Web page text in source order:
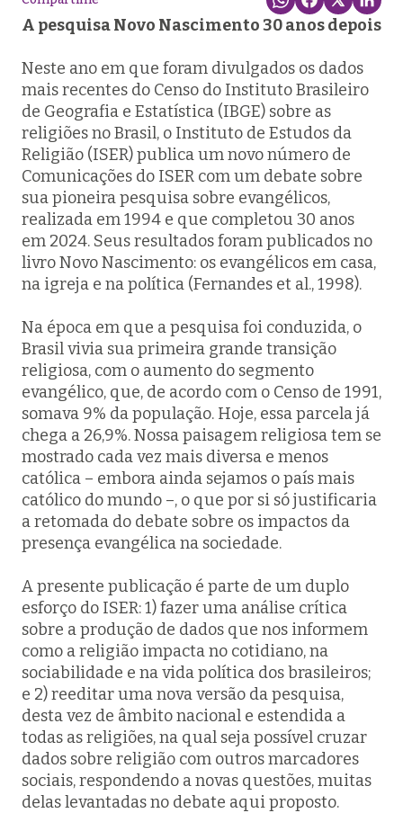
A pesquisa Novo Nascimento 30 anos depois
Neste ano em que foram divulgados os dados
mais recentes do Censo do Instituto Brasileiro
de Geografia e Estatística (IBGE) sobre as
religiões no Brasil, o Instituto de Estudos da
Religião (ISER) publica um novo número de
Comunicações do ISER com um debate sobre
sua pioneira pesquisa sobre evangélicos,
realizada em 1994 e que completou 30 anos
em 2024. Seus resultados foram publicados no
livroNovo Nascimento: os evangélicos em casa,
na igreja e na política (Fernandes et al., 1998).
Na época em que a pesquisa foi conduzida, o
Brasil vivia sua primeira grande transição
religiosa, com o aumento do segmento
evangélico, que, de acordo com o Censo de 1991,
somava 9% da população. Hoje, essa parcela já
chega a 26,9%. Nossa paisagem religiosa tem se
mostrado cada vez mais diversa e menos
católica – embora ainda sejamos o país mais
católico do mundo –, o que por si só justificaria
a retomada do debate sobre os impactos da
presença evangélica na sociedade.
A presente publicação é parte de um duplo
esforço do ISER: 1) fazer uma análise crítica
sobre a produção de dados que nos informem
como a religião impacta no cotidiano, na
sociabilidade e na vida política dos brasileiros;
e 2) reeditar uma nova versão da pesquisa,
desta vez de âmbito nacional e estendida a
todas as religiões, na qual seja possível cruzar
dados sobre religião com outros marcadores
sociais, respondendo a novas questões, muitas
delas levantadas no debate aqui proposto.